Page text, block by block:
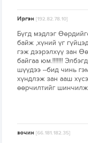
Иргэн[192.82.78.10]
Бүгд мэдлэг
байж ,хүний үг
гэж дээрэлхүү зан
байгаа юм.!!!!!!!
шүүдээ --бид чинь
хүндлэж зан ааш
өөрчилтийг шинчилж
зочин[66.181.182.35]